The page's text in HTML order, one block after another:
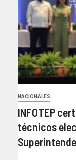
NACIONALES
INFOTEP
técnicos